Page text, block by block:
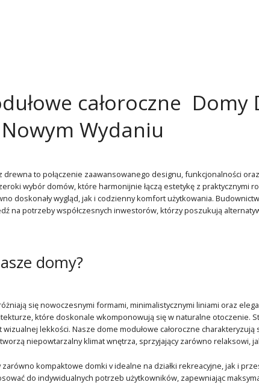
całoroczne Domy
Wydaniu
drewna to połączenie zaawansowanego designu, funkcjonalności
wybór domów, które harmonijnie łączą estetykę z praktycznymi
doskonały wygląd, jak i codzienny komfort użytkowania.
na potrzeby współczesnych inwestorów, którzy poszukują
domy?
się nowoczesnymi formami, minimalistycznymi liniami oraz
które doskonale wkomponowują się w naturalne otoczenie.
lekkości. Nasze dome modułowe całoroczne
niepowtarzalny klimat wnętrza, sprzyjający zarówno relaksowi,
kompaktowe domki v idealne na działki rekreacyjne, jak i
do indywidualnych potrzeb użytkowników, zapewniając